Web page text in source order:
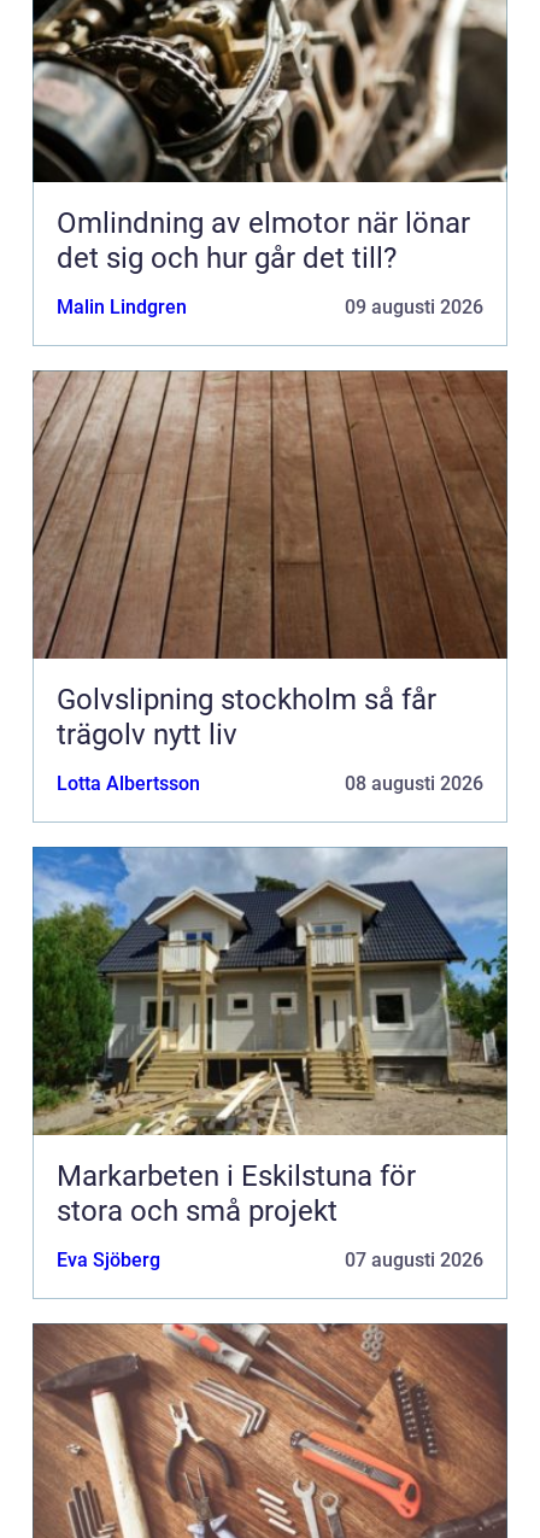
Omlindning av elmotor när lönar
det sig och hur går det till?
Malin Lindgren 09 augusti 2026
Golvslipning stockholm så får
trägolv nytt liv
Lotta Albertsson 08 augusti 2026
Markarbeten i Eskilstuna för
stora och små projekt
Eva Sjöberg 07 augusti 2026